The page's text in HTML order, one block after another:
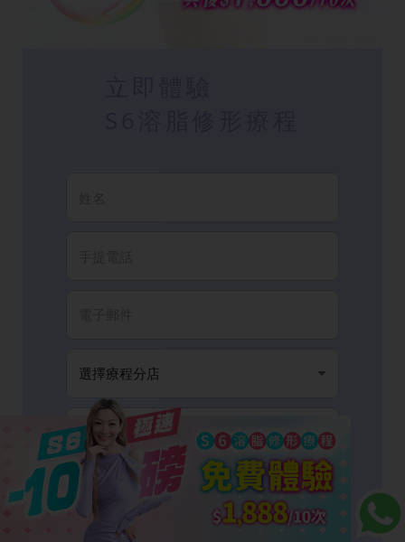
我已閱讀並同意有關 隱私政